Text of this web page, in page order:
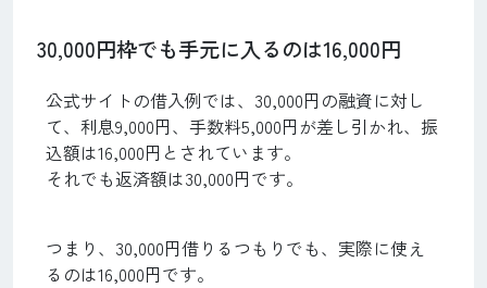
30,000円枠でも手元に入るのは16,000円
公式サイトの借入例では、30,000円の融資に対し
て、利息9,000円、手数料5,000円が差し引かれ、振
込額は16,000円とされています。
それでも返済額は30,000円です。
つまり、30,000円借りるつもりでも、実際に使え
るのは16,000円です。